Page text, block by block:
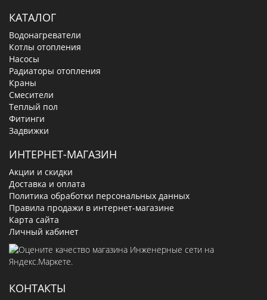
КАТАЛОГ
Водонагреватели
Котлы отопления
Насосы
Радиаторы отопления
Краны
Смесители
Теплый пол
Фитинги
Задвижки
ИНТЕРНЕТ-МАГАЗИН
Акции и скидки
Доставка и оплата
Политика обработки персональных данных
Правила продажи в интернет-магазине
Карта сайта
Личный кабинет
КОНТАКТЫ